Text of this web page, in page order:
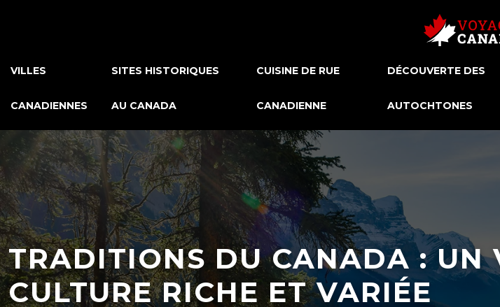
VILLES
CANADIENNES
SITES HISTORIQUES
AU CANADA
CUISINE DE RUE
CANADIENNE
DÉCOUVERTE DES
AUTOCHTONES
TRADITIONS DU CANADA : UN
CULTURE RICHE ET VARIÉE